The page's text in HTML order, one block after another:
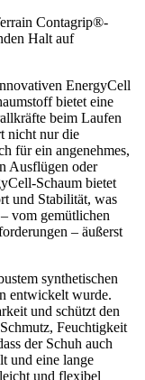
Contagrip®-
Halt auf
EnergyCell
bietet eine
beim Laufen
nicht nur die
für ein angenehmes,
Ausflügen oder
Schaum bietet
und Stabilität, was
vom gemütlichen
– äußerst
synthetischen
entwickelt wurde.
und schützt den
Feuchtigkeit
der Schuh auch
und eine lange
und flexibel